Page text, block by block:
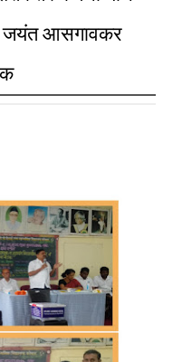
जयंत आसगावकर